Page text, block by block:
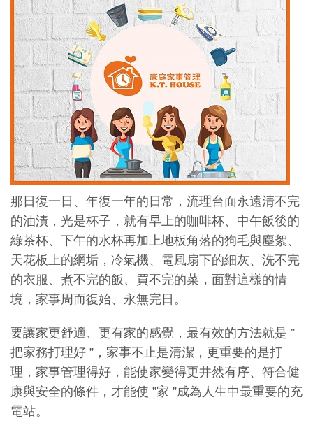
那日復一日、年復一年的日常，流理台面永遠清不完
的油漬，光是杯子，就有早上的咖啡杯、中午飯後的
綠茶杯、下午的水杯再加上地板角落的狗毛與塵絮、
天花板上的網垢，冷氣機、電風扇下的細灰、洗不完
的衣服、煮不完的飯、買不完的菜，面對這樣的情
境，家事周而復始、永無完日。
要讓家更舒適、更有家的感覺，最有效的方法就是 ”
把家務打理好 ”，家事不止是清潔，更重要的是打
理，家事管理得好，能使家變得更井然有序、符合健
康與安全的條件，才能使 ”家 ”成為人生中最重要的充
電站。